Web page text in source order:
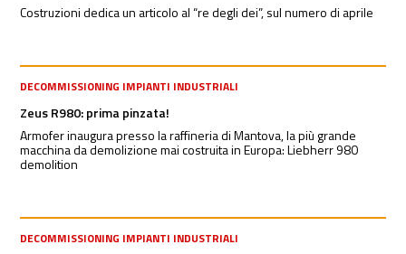
Costruzioni dedica un articolo al “re degli dei”, sul numero di aprile
DECOMMISSIONING IMPIANTI INDUSTRIALI
Zeus R980: prima pinzata!
Armofer inaugura presso la raffineria di Mantova, la più grande
macchina da demolizione mai costruita in Europa: Liebherr 980
demolition
DECOMMISSIONING IMPIANTI INDUSTRIALI